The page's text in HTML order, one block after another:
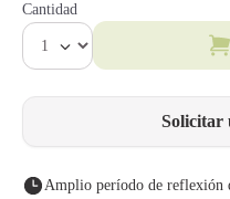
Cantidad
Solicitar
Amplio período de reflexión